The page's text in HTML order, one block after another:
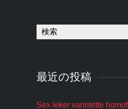
最近の投稿
Sex leker vanntette